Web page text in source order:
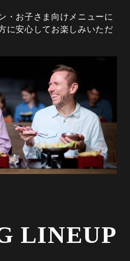
・お子さま向けメニューに
に安心してお楽しみいただ
LINEUP